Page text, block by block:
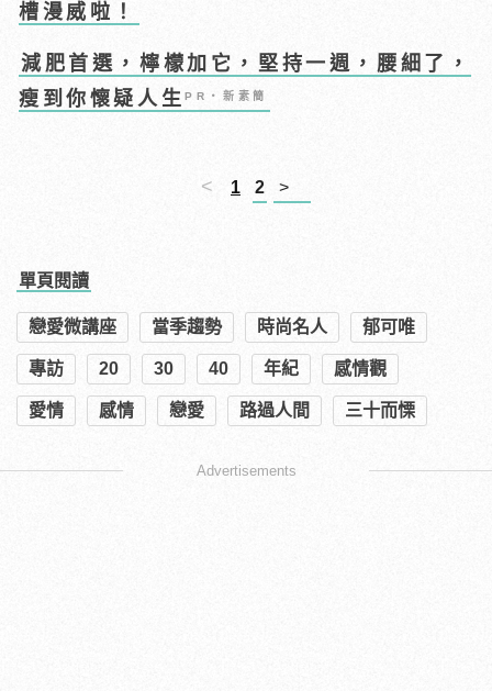
槽漫威啦！
減肥首選，檸檬加它，堅持一週，腰細了，
瘦到你懷疑人生PR・新素簡
< 1 2 >
單頁閱讀
戀愛微講座 當季趨勢 時尚名人 郁可唯
專訪 20 30 40 年紀 感情觀
愛情 感情 戀愛 路過人間 三十而慄
Advertisements